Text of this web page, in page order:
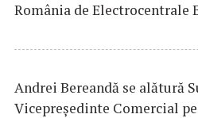
România de Electrocentrale
Andrei Bereandă se alătură
Vicepreședinte Comercial